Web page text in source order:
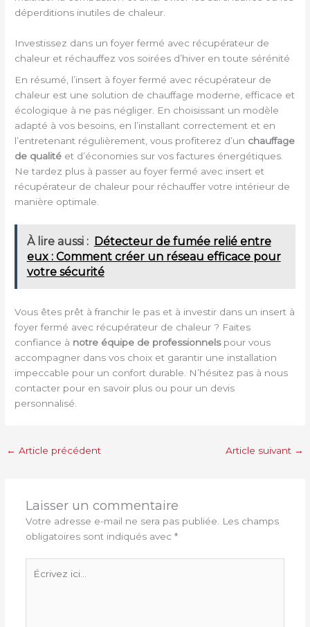
déperditions inutiles de chaleur.
Investissez dans un foyer fermé avec récupérateur de
chaleur et réchauffez vos soirées d’hiver en toute sérénité
En résumé, l’insert à foyer fermé avec récupérateur de
chaleur est une solution de chauffage moderne, efficace et
écologique à ne pas négliger. En choisissant un modèle
adapté à vos besoins, en l’installant correctement et en
l’entretenant régulièrement, vous profiterez d’un chauffage
de qualité et d’économies sur vos factures énergétiques.
Ne tardez plus à passer au foyer fermé avec insert et
récupérateur de chaleur pour réchauffer votre intérieur de
manière optimale.
À lire aussi : Détecteur de fumée relié entre
eux : Comment créer un réseau efficace pour
votre sécurité
Vous êtes prêt à franchir le pas et à investir dans un insert à
foyer fermé avec récupérateur de chaleur ? Faites
confiance à notre équipe de professionnelspour vous
accompagner dans vos choix et garantir une installation
impeccable pour un confort durable. N’hésitez pas à nous
contacter pour en savoir plus ou pour un devis
personnalisé.
← Article précédent Article suivant →
Laisser un commentaire
Votre adresse e-mail ne sera pas publiée.
Les champs
obligatoires sont indiqués avec *
ici…